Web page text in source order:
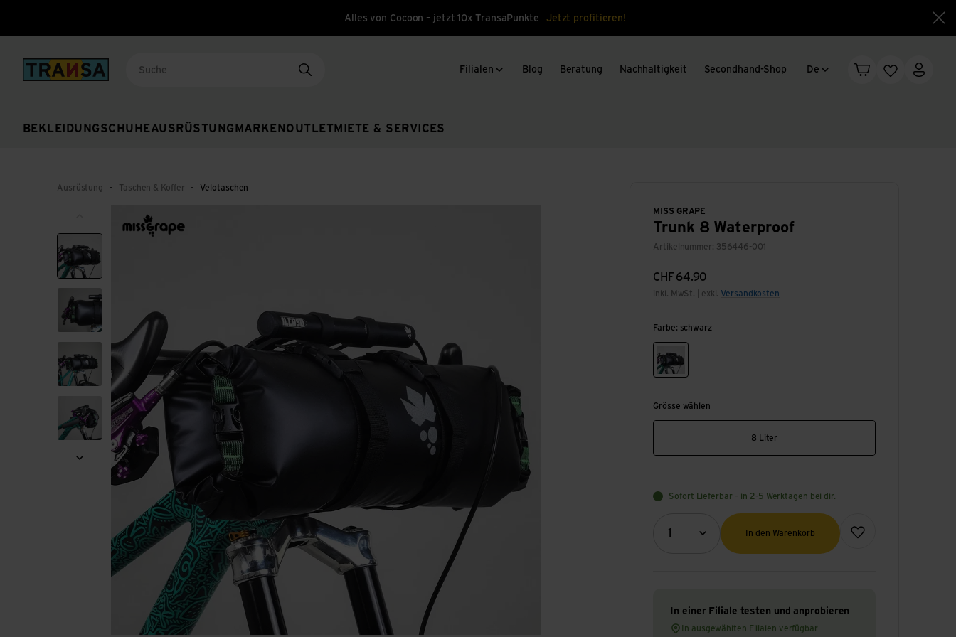
Alles von Cocoon – jetzt 10x TransaPunkte Jetzt profitieren!
Back to home Sprachwechsel
De
Warenkorb
MerklisteMein
BEKLEIDUNGSCHUHEAUSRÜSTUNG MARKEN OUTLET MIETE & SERVICES
Filialen Blog Beratung Nachhaltigkeit Secondhand-Shop
Ausrüstung Taschen & Koffer Velotaschen
MISS GRAPE
Trunk 8 Waterproof
Artikelnummer: 356446-001
CHF64.90
inkl. MwSt. | exkl. Versandkosten
Farbe: schwarz
schwarz
Grösse wählen
8 Liter
Sofort Lieferbar – in 2-5 Werktagen bei dir.
1
Menge (Optional)
In den Warenkorb
Zur Wunschliste
In einer Filiale testen und anprobieren
In ausgewählten Filialen verfügbar